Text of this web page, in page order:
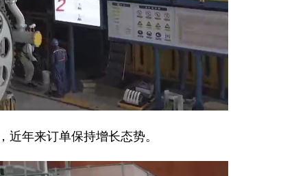
年来订单保持增长态势。